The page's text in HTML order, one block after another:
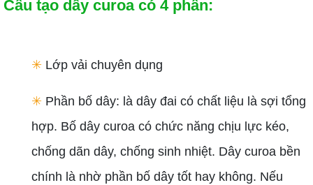
Cấu tạo dây curoa có 4 phần:
✳ Lớp vải chuyên dụng
✳ Phần bố dây: là dây đai có chất liệu là sợi tổng
hợp. Bố dây curoa có chức năng chịu lực kéo,
chống dãn dây, chống sinh nhiệt. Dây curoa bền
chính là nhờ phần bố dây tốt hay không. Nếu